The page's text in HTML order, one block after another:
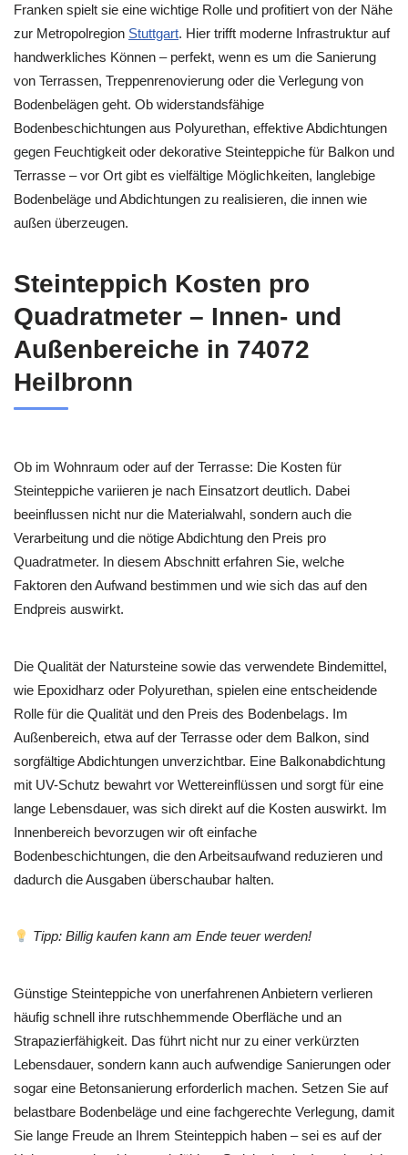
Franken spielt sie eine wichtige Rolle und profitiert von der Nähe
zur Metropolregion Stuttgart. Hier trifft moderne Infrastruktur auf
handwerkliches Können – perfekt, wenn es um die Sanierung
von Terrassen, Treppenrenovierung oder die Verlegung von
Bodenbelägen geht. Ob widerstandsfähige
Bodenbeschichtungen aus Polyurethan, effektive Abdichtungen
gegen Feuchtigkeit oder dekorative Steinteppiche für Balkon und
Terrasse – vor Ort gibt es vielfältige Möglichkeiten, langlebige
Bodenbeläge und Abdichtungen zu realisieren, die innen wie
außen überzeugen.
Steinteppich Kosten pro
Quadratmeter – Innen- und
Außenbereiche in 74072
Heilbronn
Ob im Wohnraum oder auf der Terrasse: Die Kosten für
Steinteppiche variieren je nach Einsatzort deutlich. Dabei
beeinflussen nicht nur die Materialwahl, sondern auch die
Verarbeitung und die nötige Abdichtung den Preis pro
Quadratmeter. In diesem Abschnitt erfahren Sie, welche
Faktoren den Aufwand bestimmen und wie sich das auf den
Endpreis auswirkt.
Die Qualität der Natursteine sowie das verwendete Bindemittel,
wie Epoxidharz oder Polyurethan, spielen eine entscheidende
Rolle für die Qualität und den Preis des Bodenbelags. Im
Außenbereich, etwa auf der Terrasse oder dem Balkon, sind
sorgfältige Abdichtungen unverzichtbar. Eine Balkonabdichtung
mit UV-Schutz bewahrt vor Wettereinflüssen und sorgt für eine
lange Lebensdauer, was sich direkt auf die Kosten auswirkt. Im
Innenbereich bevorzugen wir oft einfache
Bodenbeschichtungen, die den Arbeitsaufwand reduzieren und
dadurch die Ausgaben überschaubar halten.
Tipp: Billig kaufen kann am Ende teuer werden!
Günstige Steinteppiche von unerfahrenen Anbietern verlieren
häufig schnell ihre rutschhemmende Oberfläche und an
Strapazierfähigkeit. Das führt nicht nur zu einer verkürzten
Lebensdauer, sondern kann auch aufwendige Sanierungen oder
sogar eine Betonsanierung erforderlich machen. Setzen Sie auf
belastbare Bodenbeläge und eine fachgerechte Verlegung, damit
Sie lange Freude an Ihrem Steinteppich haben – sei es auf der